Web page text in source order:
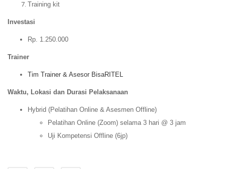
Training kit
Investasi
Rp. 1.250.000
Trainer
Tim Trainer & Asesor BisaRITEL
Waktu, Lokasi dan Durasi Pelaksanaan
Hybrid (Pelatihan Online & Asesmen Offline)
Pelatihan Online (Zoom) selama 3 hari @ 3 jam
Uji Kompetensi Offline (6jp)